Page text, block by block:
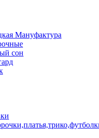
Мануфактура
сон